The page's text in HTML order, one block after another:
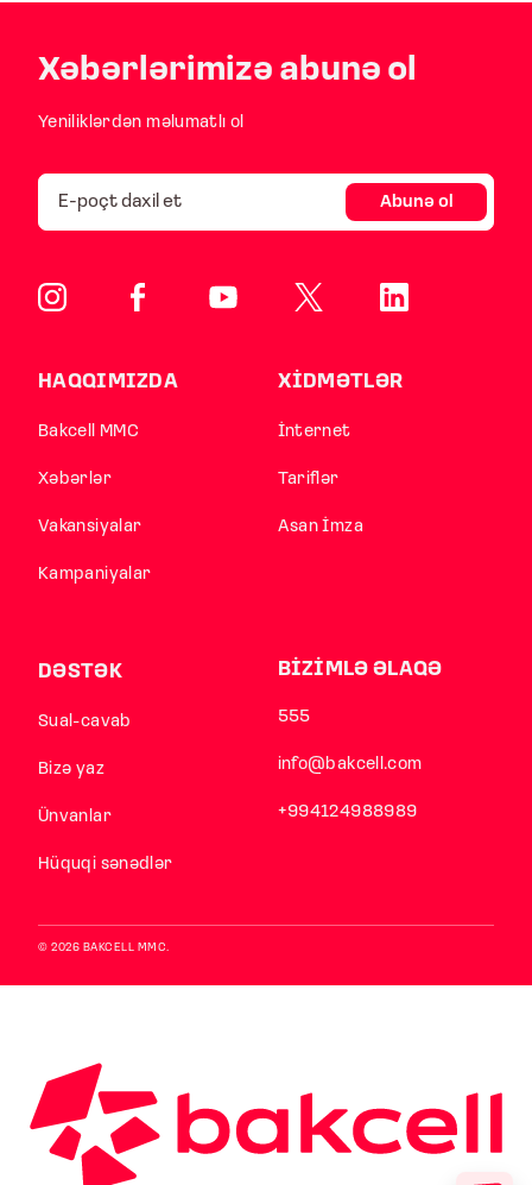
Xəbərlərimizə abunə ol
Yeniliklərdən məlumatlı ol
Abunə ol
HAQQIMIZDA
Bakcell MMC
Xəbərlər
Vakansiyalar
Kampaniyalar
XİDMƏTLƏR
İnternet
Tariflər
Asan İmza
DƏSTƏK
Sual-cavab
Bizə yaz
Ünvanlar
Hüquqi sənədlər
BİZİMLƏ ƏLAQƏ
555
info@bakcell.com
+994124988989
© 2026 BAKCELL MMC.